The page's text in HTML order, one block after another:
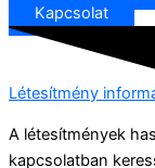
Kapcsolat
Létesítmény
A létesítmények
kapcsolatban